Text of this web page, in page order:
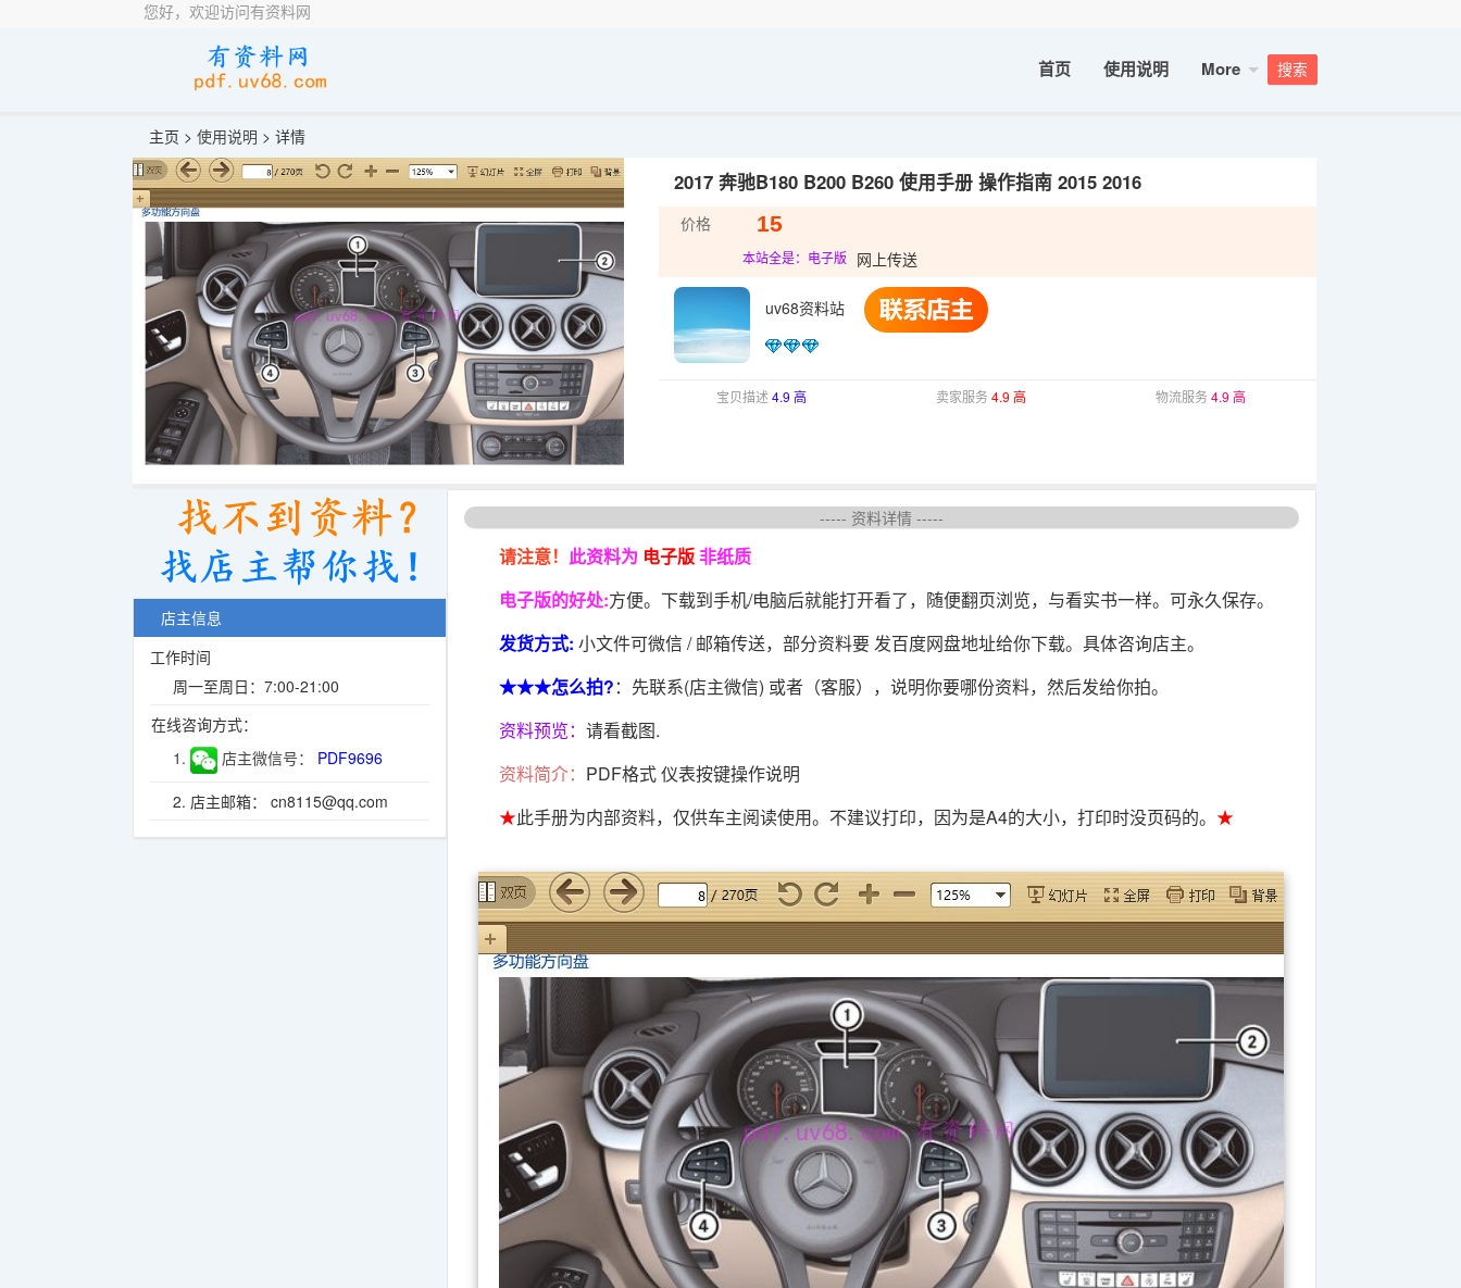
您好，欢迎访问有资料网
搜索
首页 使用说明 More
主页 > 使用说明 > 详情
2017 奔驰B180 B200 B260 使用手册 操作指南 2015 2016
价格 15
本站全是：电子版 网上传送
uv68资料站
宝贝描述4.9 高 卖家服务 4.9 高 物流服务 4.9 高
店主信息
工作时间
周一至周日：7:00-21:00
在线咨询方式：
1.
店主微信号：
PDF9696
2. 店主邮箱： cn8115@qq.com
----- 资料详情 -----
请注意！ 此资料为 电子版非纸质
电子版的好处:方便。下载到手机/电脑后就能打开看了，随便翻页浏览，与看实书一样。可永久保存。
发货方式: 小文件可微信 / 邮箱传送，部分资料要 发百度网盘地址给你下载。具体咨询店主。
★★★怎么拍?：先联系(店主微信) 或者（客服），说明你要哪份资料，然后发给你拍。
资料预览： 请看截图.
资料简介： PDF格式 仪表按键操作说明
★此手册为内部资料，仅供车主阅读使用。不建议打印，因为是A4的大小，打印时没页码的。 ★